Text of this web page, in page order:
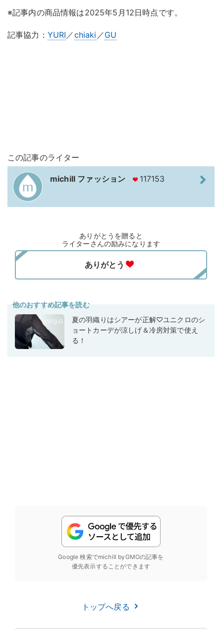
※記事内の商品情報は2025年5月12日時点です。
記事協力： YURI ／chiaki ／GU
この記事のライター
michill ファッション 117153
ありがとうを贈ると
ライターさんの励みになります
他のおすすめ記事を読む
夏の羽織りはシアーが正解♡ユニクロのシ
ョートカーデが涼しげ＆冷房対策で使え
る！
Google 検索でmichill byGMOの記事を
優先表示することができます
トップへ戻る